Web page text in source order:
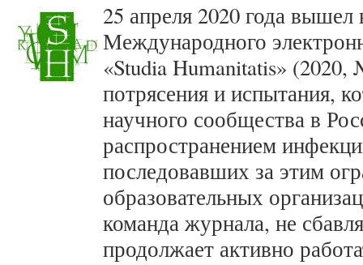
25 апреля 2020 года вышел
Международного
«Studia Humanitatis»
потрясения и испытания,
научного сообщества в
распространением
последовавших за этим
образовательных
команда журнала, не
продолжает активно